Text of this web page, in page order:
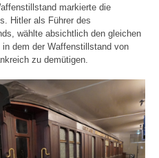
markierte die
Hitler als Führer des
wählte absichtlich den gleichen
dem der Waffenstillstand von
zu demütigen.